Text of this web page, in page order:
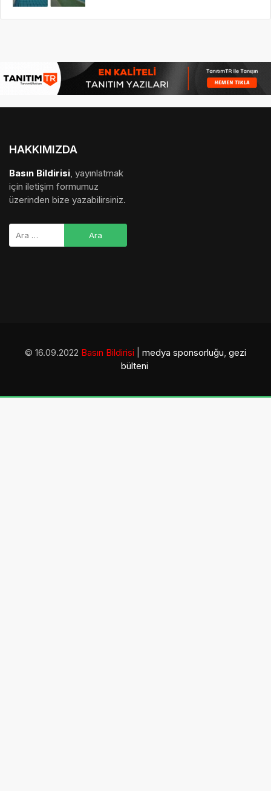
HAKKIMIZDA
Basın Bildirisi, yayınlatmak
için iletişim formumuz
üzerinden bize yazabilirsiniz.
© 16.09.2022 Basın Bildirisi medya sponsorluğu, gezi
bülteni